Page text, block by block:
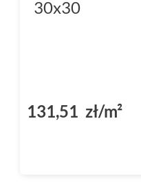
30x30
131,51 zł/m²